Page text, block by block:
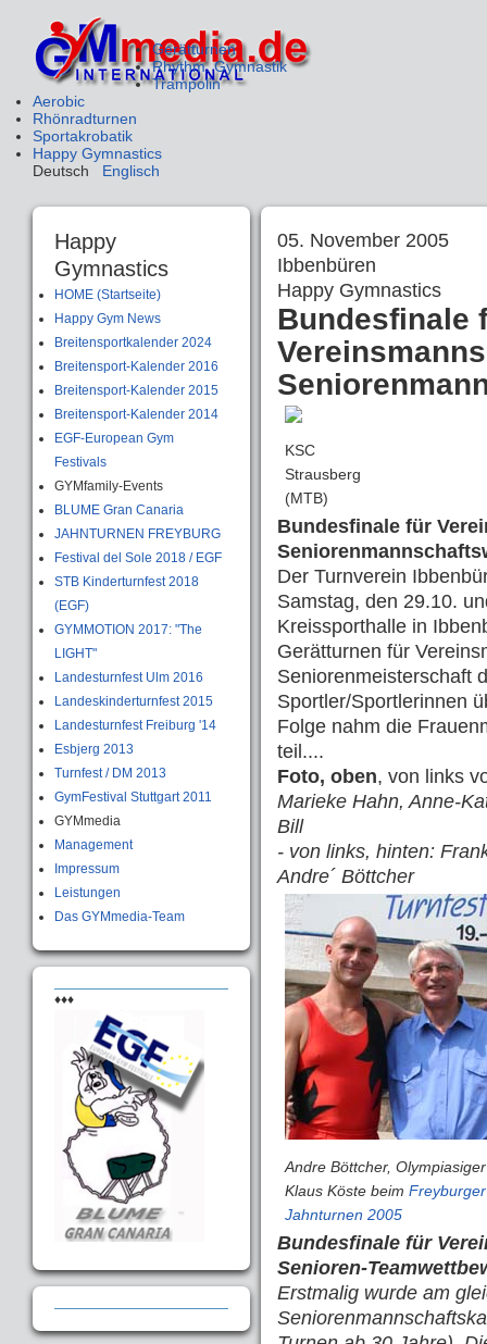
Gerätturnen
Rhythm. Gymnastik
Trampolin
Aerobic
Rhönradturnen
Sportakrobatik
Happy Gymnastics
Deutsch Englisch
Happy
Gymnastics
HOME (Startseite)
Happy Gym News
Breitensportkalender 2024
Breitensport-Kalender 2016
Breitensport-Kalender 2015
Breitensport-Kalender 2014
EGF-European Gym
Festivals
GYMfamily-Events
BLUME Gran Canaria
JAHNTURNEN FREYBURG
Festival del Sole 2018 / EGF
STB Kinderturnfest 2018
(EGF)
GYMMOTION 2017: "The
LIGHT"
Landesturnfest Ulm 2016
Landeskinderturnfest 2015
Landesturnfest Freiburg '14
Esbjerg 2013
Turnfest / DM 2013
GymFestival Stuttgart 2011
GYMmedia
Management
Impressum
Leistungen
Das GYMmedia-Team
♦♦♦
05. November 2005
Ibbenbüren
Happy Gymnastics
Bundesfinale
KSC
Strausberg
(MTB)
Bundesfinale für
Der Turnverein
Samstag, den 29.10.
Kreissporthalle in
Gerätturnen für
Seniorenmeisterschaft
Sportler/Sportlerinnen
Folge nahm die
teil....
Foto, oben, von links
Marieke Hahn, Anne-
Bill
- von links, hinten:
Andre´ Böttcher
Andre Böttcher, Olympiasiger
Klaus Köste beim Freyburger
Jahnturnen 2005
Bundesfinale für
Senioren-
Erstmalig wurde am